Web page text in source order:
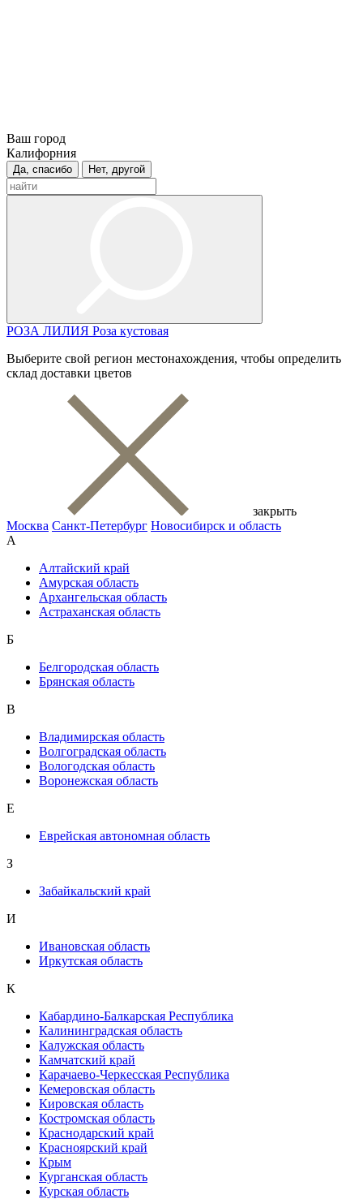
Ваш город
Калифорния
Да, спасибо Нет, другой
РОЗА ЛИЛИЯ Роза кустовая
Выберите свой регион местонахождения, чтобы определить
склад доставки цветов
закрыть
Москва Санкт-Петербург Новосибирск и область
А
Алтайский край
Амурская область
Архангельская область
Астраханская область
Б
Белгородская область
Брянская область
В
Владимирская область
Волгоградская область
Вологодская область
Воронежская область
Е
Еврейская автономная область
З
Забайкальский край
И
Ивановская область
Иркутская область
К
Кабардино-Балкарская Республика
Калининградская область
Калужская область
Камчатский край
Карачаево-Черкесская Республика
Кемеровская область
Кировская область
Костромская область
Краснодарский край
Красноярский край
Крым
Курганская область
Курская область